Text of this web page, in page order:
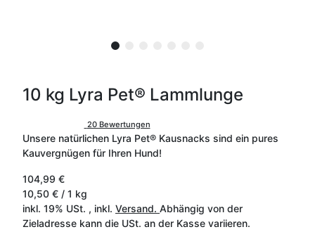
10 kg Lyra Pet® Lammlunge
20 Bewertungen
Unsere natürlichen Lyra Pet® Kausnacks sind ein pures
Kauvergnügen für Ihren Hund!
104,99 €
10,50 € / 1 kg
inkl. 19% USt. , inkl. Versand. Abhängig von der
Zieladresse kann die USt. an der Kasse variieren.